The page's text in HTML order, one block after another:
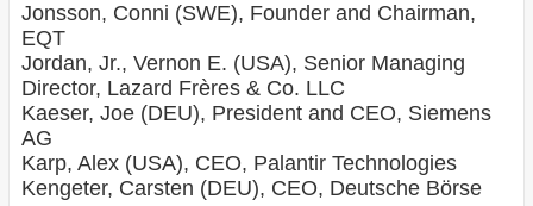
Jonsson, Conni (SWE), Founder and Chairman,
EQT
Jordan, Jr., Vernon E. (USA), Senior Managing
Director, Lazard Frères & Co. LLC
Kaeser, Joe (DEU), President and CEO, Siemens
AG
Karp, Alex (USA), CEO, Palantir Technologies
Kengeter, Carsten (DEU), CEO, Deutsche Börse